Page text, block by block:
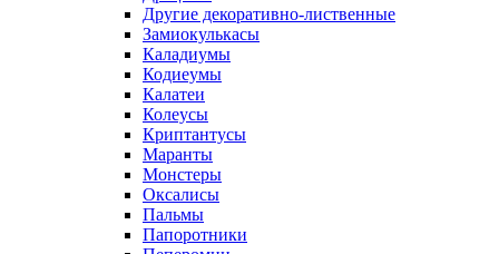
Другие декоративно-лиственные
Замиокулькасы
Каладиумы
Кодиеумы
Калатеи
Колеусы
Криптантусы
Маранты
Монстеры
Оксалисы
Пальмы
Папоротники